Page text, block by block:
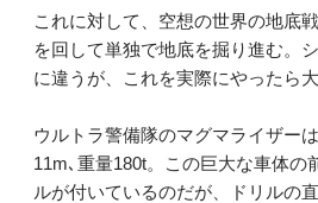
これに対して、空想の世界の地底
を回して単独で地底を掘り進む。
に違うが、これを実際にやったら
ウルトラ警備隊のマグマライザー
11m､重量180t。この巨大な車体の
ルが付いているのだが、ドリルの